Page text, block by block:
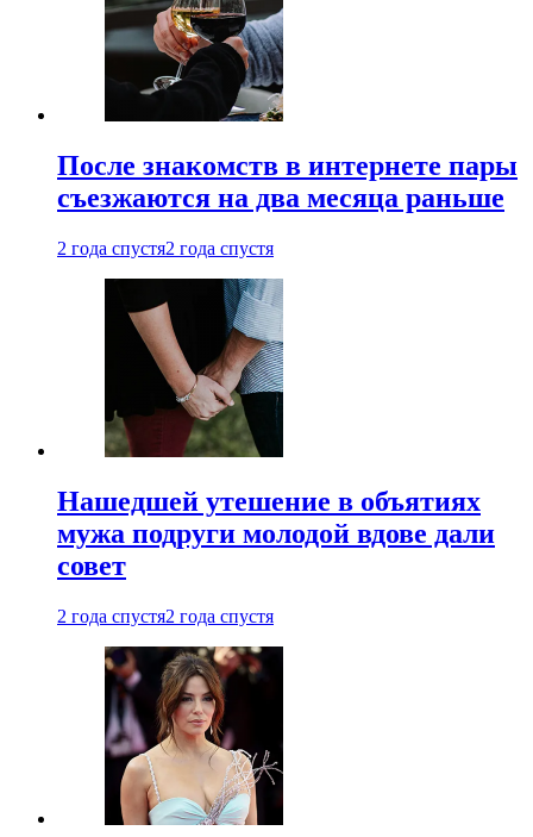
После знакомств в интернете пары
съезжаются на два месяца раньше
2 года спустя2 года спустя
Нашедшей утешение в объятиях
мужа подруги молодой вдове дали
совет
2 года спустя2 года спустя